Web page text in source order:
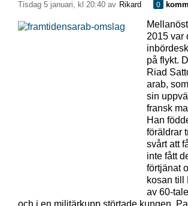
tisdag 5 januari, kl 20:40 av Rikard 0
2015 var
på flykt.
Riad
arab,
sin
fransk
Han
föräldrar
svårt att
inte fått
förtjänat
kosan till
av 60-
och i en militärkupp störtade kungen.